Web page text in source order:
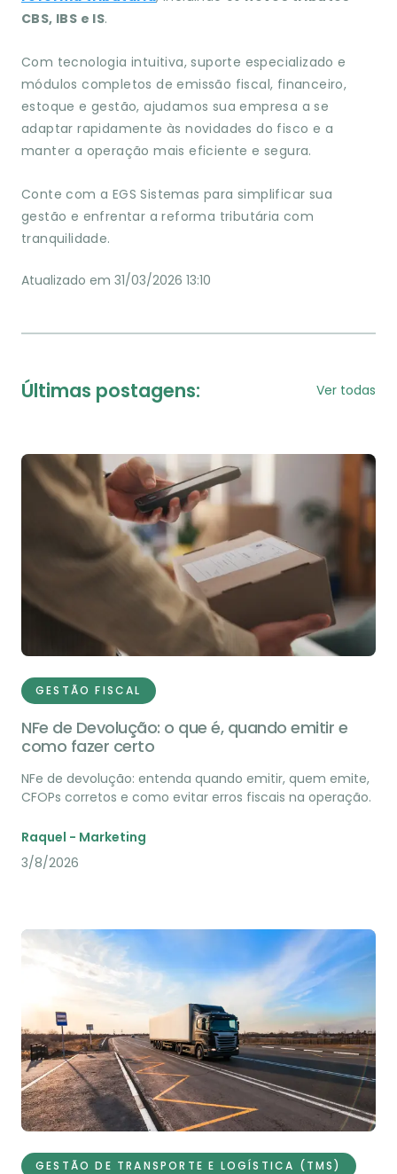
CBS, IBS e IS.
Com tecnologia intuitiva, suporte especializado e
módulos completos de emissão fiscal, financeiro,
estoque e gestão, ajudamos sua empresa a se
adaptar rapidamente às novidades do fisco e a
manter a operação mais eficiente e segura.
Conte com a EGS Sistemas para simplificar sua
gestão e enfrentar a reforma tributária com
tranquilidade.
Atualizado em 31/03/2026 13:10
Últimas postagens: Ver todas
GESTÃO FISCAL
NFe de Devolução: o que é, quando emitir e
como fazer certo
NFe de devolução: entenda quando emitir, quem emite,
CFOPs corretos e como evitar erros fiscais na operação.
Raquel - Marketing
3/8/2026
GESTÃO DE TRANSPORTE E LOGÍSTICA (TMS)